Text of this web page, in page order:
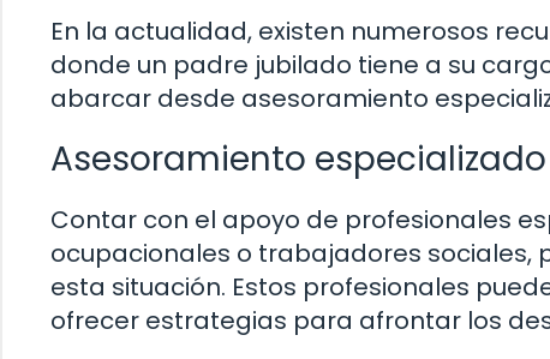
En la actualidad, existen numerosos
donde un padre jubilado tiene a su
abarcar desde asesoramiento
Asesoramiento
Contar con el apoyo de profesionales
ocupacionales o trabajadores sociales,
esta situación. Estos profesionales
ofrecer estrategias para afrontar los